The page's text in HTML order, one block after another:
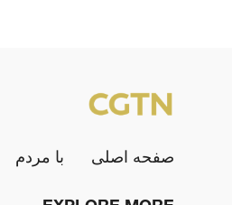
صفحه اصلی با مردم